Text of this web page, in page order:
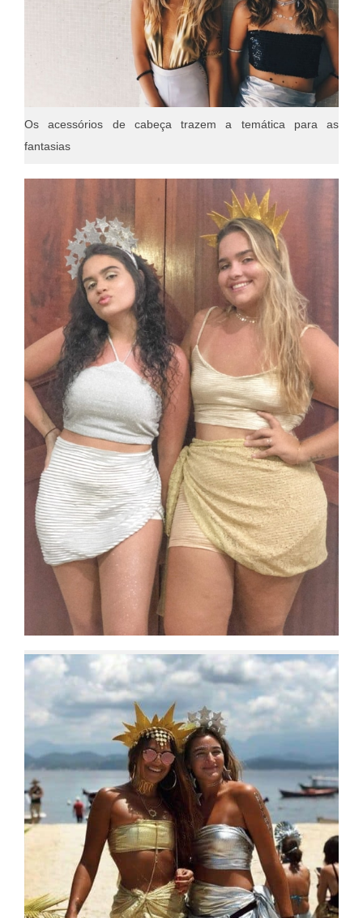
Os acessórios de cabeça trazem a temática para as
fantasias